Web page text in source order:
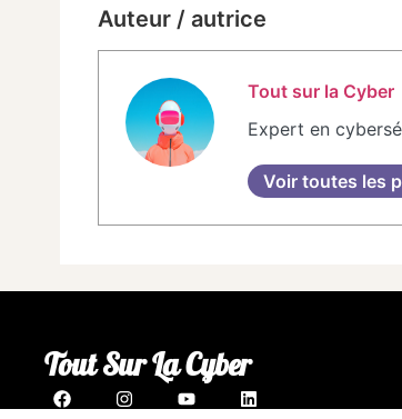
Auteur / autrice
Tout sur la Cyber
Expert en
Voir toutes les
Tout Sur La Cyber